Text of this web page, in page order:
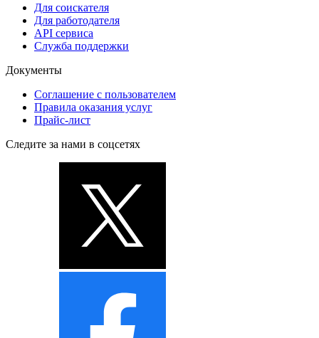
Для соискателя
Для работодателя
API сервиса
Служба поддержки
Документы
Соглашение с пользователем
Правила оказания услуг
Прайс-лист
Следите за нами в соцсетях